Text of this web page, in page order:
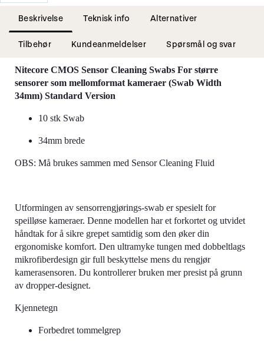
Beskrivelse Teknisk info Alternativer
Tilbehør Kundeanmeldelser Spørsmål og svar
Nitecore CMOS Sensor Cleaning Swabs For større
sensorer som mellomformat kameraer (Swab Width
34mm) Standard Version
10 stk Swab
34mm brede
OBS: Må brukes sammen med Sensor Cleaning Fluid
Utformingen av sensorrengjørings-swab er spesielt for
speilløse kameraer. Denne modellen har et forkortet og utvidet
håndtak for å sikre grepet samtidig som den øker din
ergonomiske komfort. Den ultramyke tungen med dobbeltlags
mikrofiberdesign gir full beskyttelse mens du rengjør
kamerasensoren. Du kontrollerer bruken mer presist på grunn
av dropper-designet.
Kjennetegn
Forbedret tommelgrep